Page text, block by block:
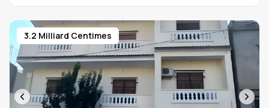
3.2 Milliard Centimes